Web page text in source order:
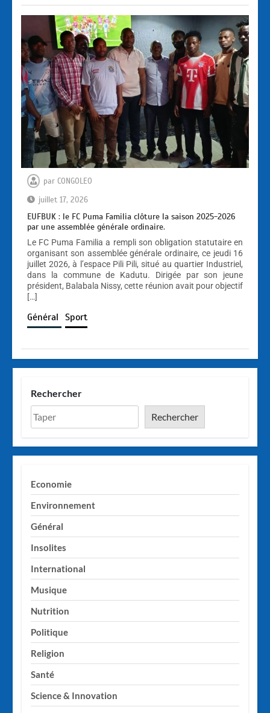
par CONGOLEO
juillet 17, 2026
EUFBUK : le FC Puma Familia clôture la saison 2025-2026
par une assemblée générale ordinaire.
Le FC Puma Familia a rempli son obligation statutaire en
organisant son assemblée générale ordinaire, ce jeudi 16
juillet 2026, à l’espace Pili Pili, situé au quartier Industriel,
dans la commune de Kadutu. Dirigée par son jeune
président, Balabala Nissy, cette réunion avait pour objectif
[…]
Général Sport
Rechercher
Rechercher
Economie
Environnement
Général
Insolites
International
Musique
Nutrition
Politique
Religion
Santé
Science & Innovation